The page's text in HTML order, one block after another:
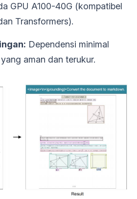
GPU A100-40G (kompatibel
Transformers).
Dependensi minimal
aman dan terukur.